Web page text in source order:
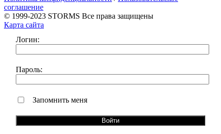
соглашение
© 1999-2023 STORMS Все права защищены
Карта сайта
Логин:
Пароль:
Запомнить меня